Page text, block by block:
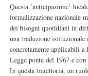
Questa ’anticipazione’
formalizzazione nazionale
dei bisogni quotidiani in
una traduzione
concretamente applicabili
Legge ponte del 1967 e
In questa traiettoria, un